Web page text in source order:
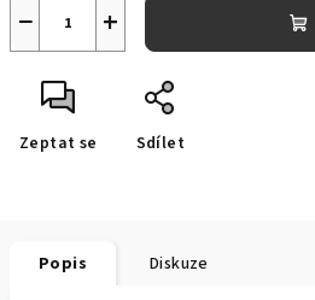
+
−
Zeptat se Sdílet
Popis Diskuze